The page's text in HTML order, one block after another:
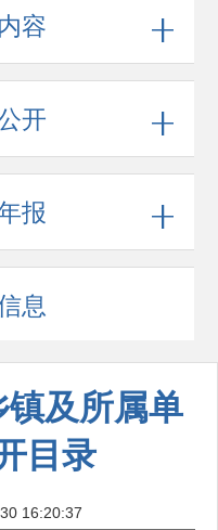
容
开
报
息
镇及所属单
目录
16:20:37